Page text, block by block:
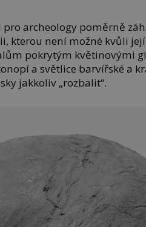
archeology poměrně
kterou není možné kvůli
pokrytým květinovými
a světlice barvířské a
jakkoliv „rozbalit“.